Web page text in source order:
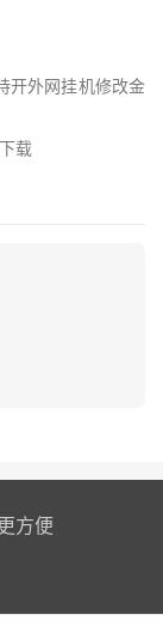
开外网挂机修改金
载
方便